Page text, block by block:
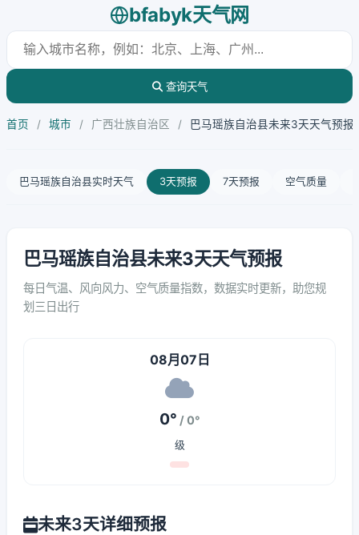
bfabyk天气网
查询天气
首页 / 城市 / 广西壮族自治区 / 巴马瑶族自治县未来3天天气预报
巴马瑶族自治县实时天气 3天预报 7天预报 空气质量
巴马瑶族自治县未来3天天气预报
每日气温、风向风力、空气质量指数，数据实时更新，助您规
划三日出行
08月07日
0° / 0°
级
未来3天详细预报